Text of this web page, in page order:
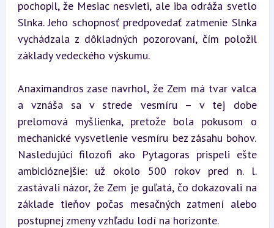
pochopil, že Mesiac nesvieti, ale iba odráža svetlo
Slnka. Jeho schopnosť predpovedať zatmenie Slnka
vychádzala z dôkladných pozorovaní, čím položil
základy vedeckého výskumu.
Anaximandros zase navrhol, že Zem má tvar valca
a vznáša sa v strede vesmíru – v tej dobe
prelomová myšlienka, pretože bola pokusom o
mechanické vysvetlenie vesmíru bez zásahu bohov.
Nasledujúci filozofi ako Pytagoras prispeli ešte
ambicióznejšie: už okolo 500 rokov pred n. l.
zastávali názor, že Zem je guľatá, čo dokazovali na
základe tieňov počas mesačných zatmení alebo
postupnej zmeny vzhľadu lodí na horizonte.